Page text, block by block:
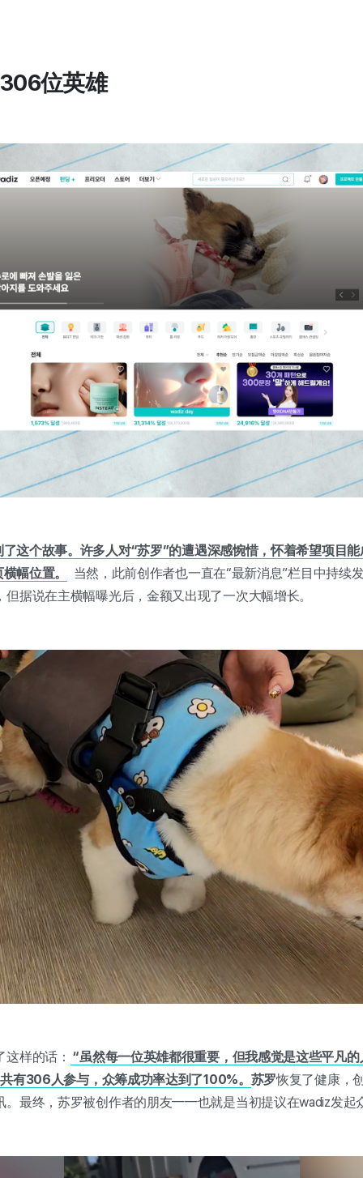
位英雄
这个故事。许多人对“苏罗”的遭遇深感惋惜，怀着希望项目
幅位置。
当然，此前创作者也一直在“最新消息”栏目中持续
据说在主横幅曝光后，金额又出现了一次大幅增长。
样的话： “虽然每一位英雄都很重要，但我感觉是这些平凡
有306人参与，众筹成功率达到了100%。 苏罗恢复了健康，
。最终，苏罗被创作者的朋友——也就是当初提议在wadiz发